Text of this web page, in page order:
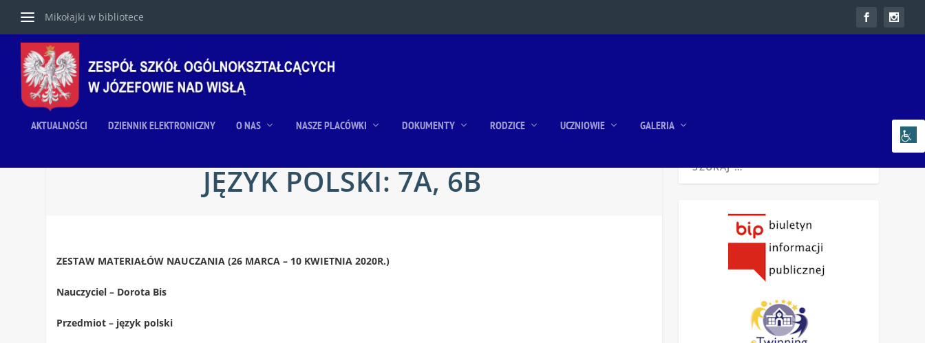
Mikołajki w bibliotece
AKTUALNOŚCI DZIENNIK ELEKTRONICZNY O NAS NASZE PLACÓWKI DOKUMENTY RODZICE UCZNIOWIE GALERIA
JĘZYK POLSKI: 7A, 6B
ZESTAW MATERIAŁÓW NAUCZANIA (26 MARCA – 10 KWIETNIA 2020R.)
Nauczyciel – Dorota Bis
Przedmiot – język polski